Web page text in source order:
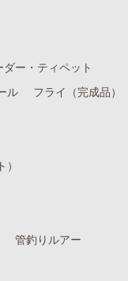
ダー・ティペット
ル
フライ（完成品）
管釣りルアー